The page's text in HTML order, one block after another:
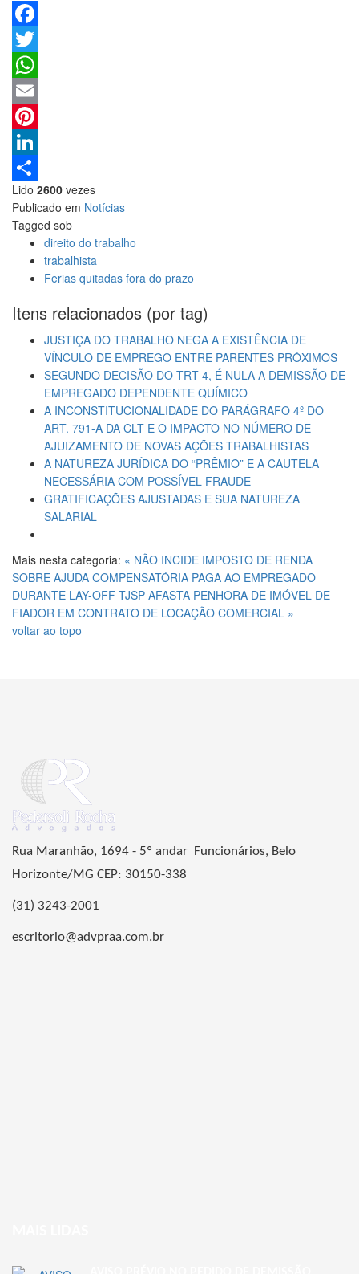
Facebook
Twitter
WhatsApp
Email
Pinterest
LinkedIn
Share
Lido 2600 vezes
Publicado em Notícias
Tagged sob
direito do trabalho
trabalhista
Ferias quitadas fora do prazo
Itens relacionados (por tag)
JUSTIÇA DO TRABALHO NEGA A EXISTÊNCIA DE
VÍNCULO DE EMPREGO ENTRE PARENTES PRÓXIMOS
SEGUNDO DECISÃO DO TRT-4, É NULA A DEMISSÃO DE
EMPREGADO DEPENDENTE QUÍMICO
A INCONSTITUCIONALIDADE DO PARÁGRAFO 4º DO
ART. 791-A DA CLT E O IMPACTO NO NÚMERO DE
AJUIZAMENTO DE NOVAS AÇÕES TRABALHISTAS
A NATUREZA JURÍDICA DO “PRÊMIO” E A CAUTELA
NECESSÁRIA COM POSSÍVEL FRAUDE
GRATIFICAÇÕES AJUSTADAS E SUA NATUREZA
SALARIAL
Mais nesta categoria: « NÃO INCIDE IMPOSTO DE RENDA
SOBRE AJUDA COMPENSATÓRIA PAGA AO EMPREGADO
DURANTE LAY-OFF TJSP AFASTA PENHORA DE IMÓVEL DE
FIADOR EM CONTRATO DE LOCAÇÃO COMERCIAL »
voltar ao topo
Rua Maranhão, 1694 - 5º andar Funcionários, Belo
Horizonte/MG CEP: 30150-338
(31) 3243-2001
escritorio@advpraa.com.br